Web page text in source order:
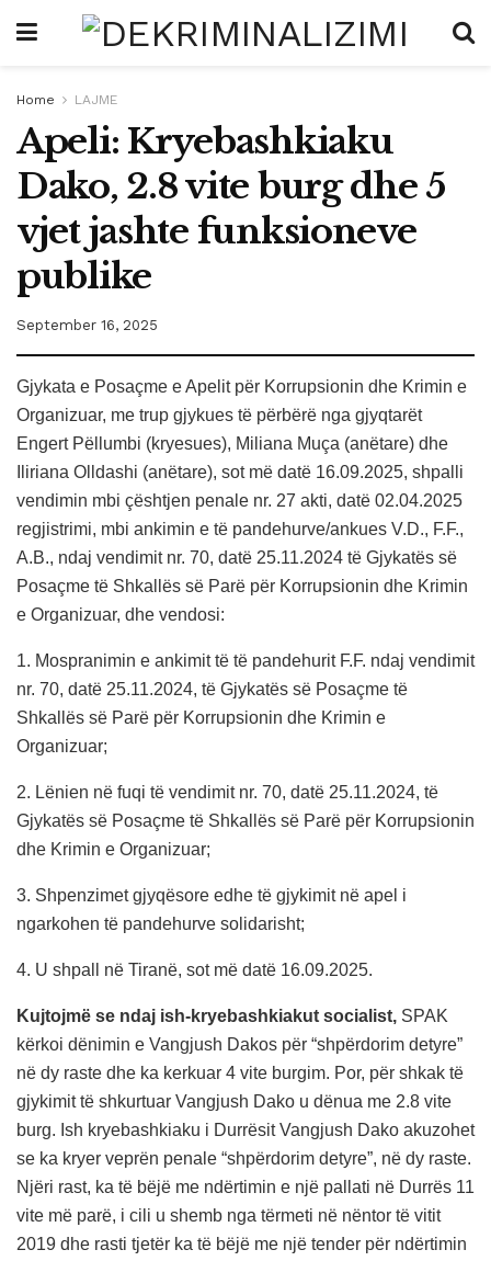
Home LAJME
Apeli: Kryebashkiaku
Dako, 2.8 vite burg dhe 5
vjet jashte funksioneve
publike
September 16, 2025
Gjykata e Posaçme e Apelit për Korrupsionin dhe Krimin e
Organizuar, me trup gjykues të përbërë nga gjyqtarët
Engert Pëllumbi (kryesues), Miliana Muça (anëtare) dhe
Iliriana Olldashi (anëtare), sot më datë 16.09.2025, shpalli
vendimin mbi çështjen penale nr. 27 akti, datë 02.04.2025
regjistrimi, mbi ankimin e të pandehurve/ankues V.D., F.F.,
A.B., ndaj vendimit nr. 70, datë 25.11.2024 të Gjykatës së
Posaçme të Shkallës së Parë për Korrupsionin dhe Krimin
e Organizuar, dhe vendosi:
1. Mospranimin e ankimit të të pandehurit F.F. ndaj vendimit
nr. 70, datë 25.11.2024, të Gjykatës së Posaçme të
Shkallës së Parë për Korrupsionin dhe Krimin e
Organizuar;
2. Lënien në fuqi të vendimit nr. 70, datë 25.11.2024, të
Gjykatës së Posaçme të Shkallës së Parë për Korrupsionin
dhe Krimin e Organizuar;
3. Shpenzimet gjyqësore edhe të gjykimit në apel i
ngarkohen të pandehurve solidarisht;
4. U shpall në Tiranë, sot më datë 16.09.2025.
Kujtojmë se ndaj ish-kryebashkiakut socialist, SPAK
kërkoi dënimin e Vangjush Dakos për “shpërdorim detyre”
në dy raste dhe ka kerkuar 4 vite burgim. Por, për shkak të
gjykimit të shkurtuar Vangjush Dako u dënua me 2.8 vite
burg. Ish kryebashkiaku i Durrësit Vangjush Dako akuzohet
se ka kryer veprën penale “shpërdorim detyre”, në dy raste.
Njëri rast, ka të bëjë me ndërtimin e një pallati në Durrës 11
vite më parë, i cili u shemb nga tërmeti në nëntor të vitit
2019 dhe rasti tjetër ka të bëjë me një tender për ndërtimin